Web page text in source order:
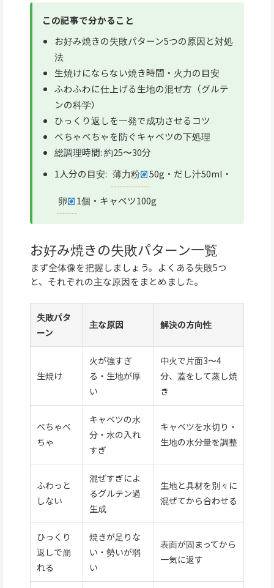
この記事で分かること
お好み焼きの失敗パターン5つの原因と対処
法
生焼けにならない焼き時間・火力の目安
ふわふわに仕上げる生地の混ぜ方（グルテ
ンの科学）
ひっくり返しを一発で成功させるコツ
べちゃべちゃを防ぐキャベツの下処理
総調理時間: 約25〜30分
1人分の目安: 薄力粉 50g・だし汁50ml・
卵 1個・キャベツ100g
お好み焼きの失敗パターン一覧
まず全体像を把握しましょう。よくある失敗5つ
と、それぞれの主な原因をまとめました。
失敗パタ
ーン
主な原因 解決の方向性
生焼け
火が強すぎ
る・生地が厚
い
中火で片面3〜4
分、蓋をして蒸し焼
き
べちゃべ
ちゃ
キャベツの水
分・水の入れ
すぎ
キャベツを水切り・
生地の水分量を調整
ふわっと
しない
混ぜすぎによ
るグルテン過
生成
生地と具材を別々に
混ぜてから合わせる
ひっくり
返しで崩
れる
焼きが足りな
い・勢いが弱
い
表面が固まってから
一気に返す